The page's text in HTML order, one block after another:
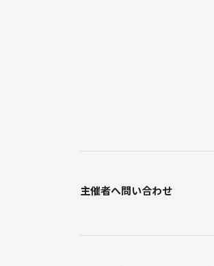
主催者へ問い合わせ